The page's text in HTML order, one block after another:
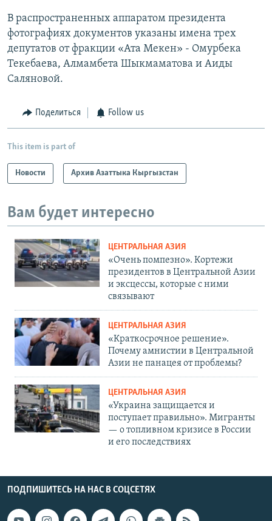
В распространенных аппаратом президента
фотографиях документов указаны имена трех
депутатов от фракции «Ата Мекен» - Омурбека
Текебаева, Алмамбета Шыкмаматова и Аиды
Саляновой.
Поделиться Follow us
This item is part of
Новости Архив Азаттыка Кыргызстан
Вам будет интересно
ЦЕНТРАЛЬНАЯ АЗИЯ
«Очень помпезно». Кортежи
президентов в Центральной Азии
и эксцессы, которые с ними
связывают
ЦЕНТРАЛЬНАЯ АЗИЯ
«Краткосрочное решение».
Почему амнистии в Центральной
Азии не панацея от проблемы?
ЦЕНТРАЛЬНАЯ АЗИЯ
«Украина защищается и
поступает правильно». Мигранты
— о топливном кризисе в России
и его последствиях
ПОДПИШИТЕСЬ НА НАС В СОЦСЕТЯХ